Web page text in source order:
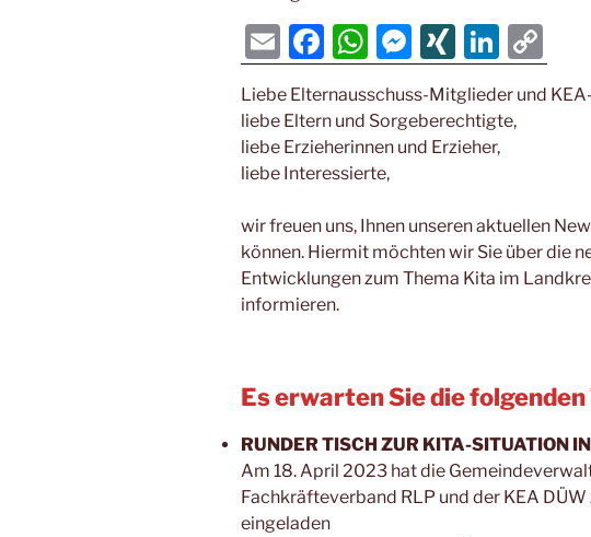
E
m
ai
l
F
a
c
e
b
o
o
k
W
h
at
s
A
p
p
M
e
ss
e
g
er
XI
N
G
Li
n
k
e
n
o
p
n
k
Liebe Elternausschuss-Mitglieder und
liebe Eltern und Sorgeberechtigte,
liebe Erzieherinnen und Erzieher,
liebe Interessierte,
wir freuen uns, Ihnen unseren aktuellen
können. Hiermit möchten wir Sie über die
Entwicklungen zum Thema Kita im
informieren.
Es erwarten Sie die folgenden
RUNDER TISCH ZUR KITA-SITUATION
Am 18. April 2023 hat die
Fachkräfteverband RLP und der KEA
eingeladen